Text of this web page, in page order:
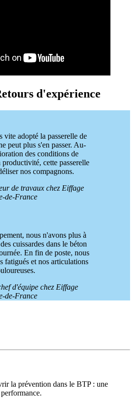
d'expérience
vite adopté la passerelle de
peut plus s'en passer. Au-
des conditions de
cette passerelle
nos compagnons.
de travaux chez Eiffage
de-France
nous n'avons plus à
cuissardes dans le béton
En fin de poste, nous
fatigués et nos articulations
d'équipe chez Eiffage
de-France
la prévention dans le BTP : une